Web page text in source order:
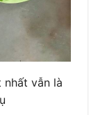
nhất vẫn là